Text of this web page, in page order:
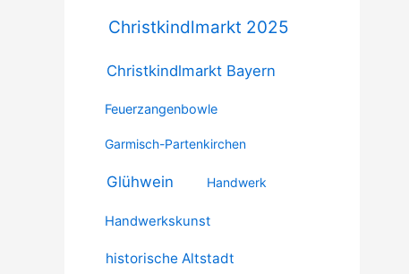
Christkindlmarkt 2025
Christkindlmarkt Bayern
Feuerzangenbowle
Garmisch-Partenkirchen
Glühwein Handwerk
Handwerkskunst
historische Altstadt